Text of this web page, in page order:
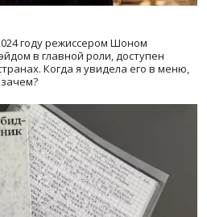
годурежиссером Шоном
в главной роли, доступен
Когда я увидела его в меню,